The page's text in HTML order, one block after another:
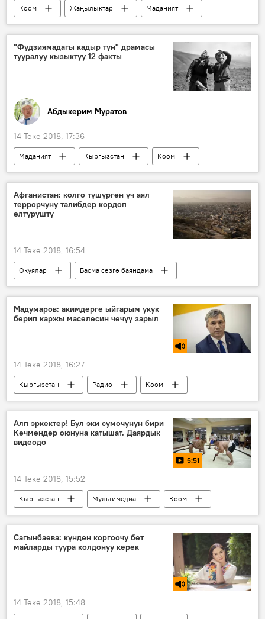
Коом Жаңылыктар
Маданият
Кыргызстан
Мультимедиа
Видео
Бишкек
Чыңгыз Айтматов
этнофестиваль
жөө жүрүш
"Фудзиямадагы кадыр түн" драмасы
тууралуу кызыктуу 12 факты
Абдыкерим Муратов
14 Теке 2018, 17:36
Маданият Кыргызстан
Коом
Кыргыздын көркөм өнөрү, белгилүү инсандары жөнүндө фактылар
Чыңгыз Айтматов
Фудзиямадагы кадыр түн" пьесасы
Афганистан: колго түшүргөн үч аял
террорчуну талибдер кордоп
өлтүрүштү
14 Теке 2018, 16:54
Окуялар
Басма сөзгө баяндама
Дүйнөдө
Жаңылыктар
Афганистан
согушкер
террорчулук
Мадумаров: акимдерге ыйгарым укук
берип каржы маселесин чечүү зарыл
14 Теке 2018, 16:27
Кыргызстан Радио
Коом
Акрам Мадумаров
аймак
башкаруу
Саясат
Алп эркектер! Бул эки сумочунун бири
Көчмөндөр оюнуна катышат. Даярдык
видеодо
5:51
14 Теке 2018, 15:52
Кыргызстан Мультимедиа
Коом
Спорт
Видео
Жаңылыктар
алп адам
Көчмөндөрдүн дүйнөлүк III оюндары
Сагынбаева: күндөн коргоочу бет
майларды туура колдонуу керек
14 Теке 2018, 15:48